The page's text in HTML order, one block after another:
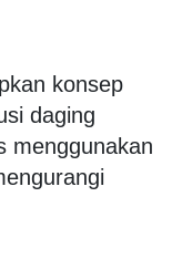
konsep
daging
menggunakan